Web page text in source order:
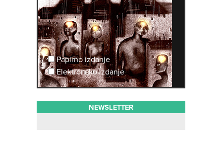
Papirno izdanje
Elektronsko izdanje
NEWSLETTER